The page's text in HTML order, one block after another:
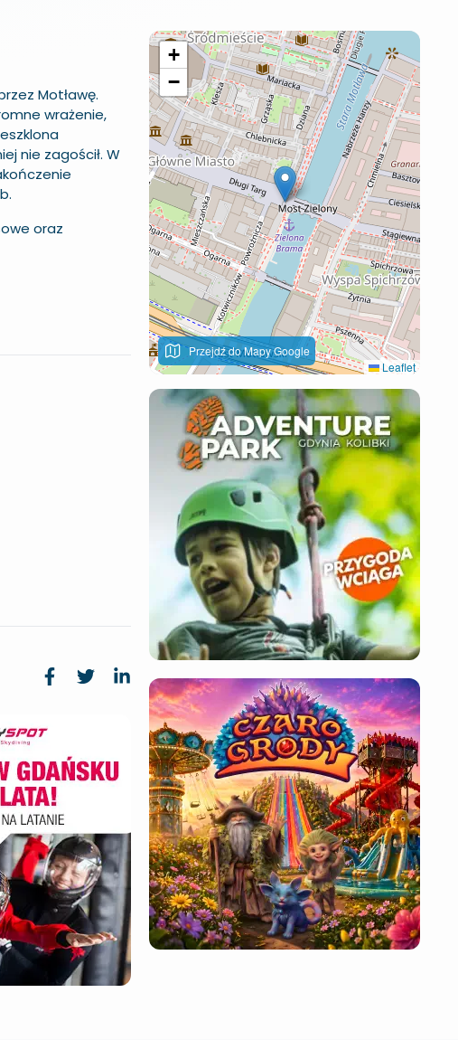
Motławę.
wrażenie,
nie zagościł. W
oraz
+
−
Przejdź do Mapy Google
Leaflet